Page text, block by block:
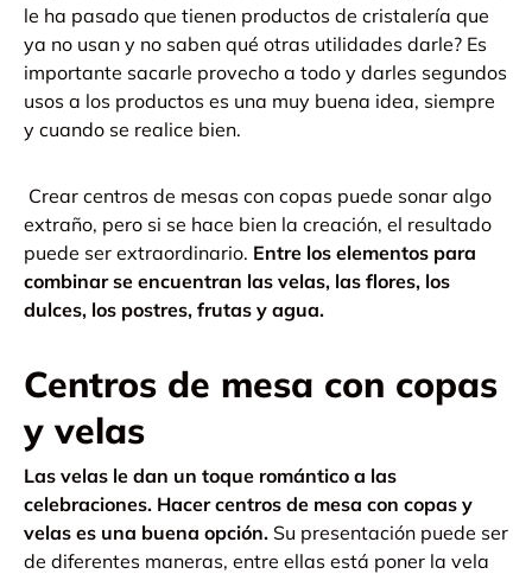
le ha pasado que tienen productos de cristalería que
ya no usan y no saben qué otras utilidades darle? Es
importante sacarle provecho a todo y darles segundos
usos a los productos es una muy buena idea, siempre
y cuando se realice bien.
Crear centros de mesas con copas puede sonar algo
extraño, pero si se hace bien la creación, el resultado
puede ser extraordinario. Entre los elementos para
combinar se encuentran las velas, las flores, los
dulces, los postres, frutas y agua.
Centros de mesa con copas
y velas
Las velas le dan un toque romántico a las
celebraciones. Hacer centros de mesa con copas y
velas es una buena opción. Su presentación puede ser
de diferentes maneras, entre ellas está poner la vela